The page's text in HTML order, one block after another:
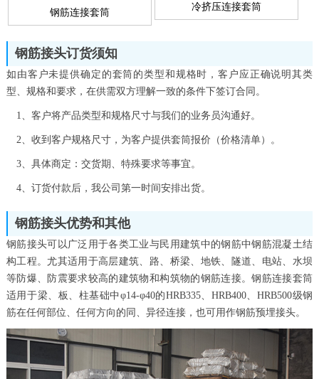
钢筋连接套筒
冷挤压连接套筒
钢筋接头订货须知
如由客户未提供确定的套筒的类型和规格时，客户应正确说明其类
型、规格和要求，在供需双方理解一致的条件下签订合同。
1、客户将产品类型和规格尺寸与我们的业务员沟通好。
2、收到客户规格尺寸，为客户提供套筒报价（价格清单）。
3、具体商定：交货期、特殊要求等事宜。
4、订货付款后，我公司第一时间安排出货。
钢筋接头优势和其他
钢筋接头可以广泛用于各类工业与民用建筑中的钢筋中钢筋混凝土结
构工程。尤其适用于高层建筑、路、桥梁、地铁、隧道、电站、水坝
等防爆、防震要求较高的建筑物和构筑物的钢筋连接。钢筋连接套筒
适用于梁、板、柱基础中φ14-φ40的HRB335、HRB400、HRB500级钢
筋在任何部位、任何方向的同、异径连接，也可用作钢筋预埋接头。